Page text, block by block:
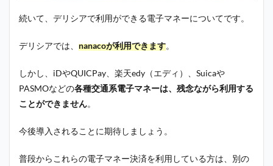
続いて、デリシアで利用ができる電子マネーについてです。
デリシアでは、 nanacoが利用できます。
しかし、iDやQUICPay、楽天edy（エディ）、Suicaや
PASMOなどの各種交通系電子マネーは、残念ながら利用する
ことができません。
今後導入されることに期待しましょう。
普段からこれらの電子マネー決済を利用している方は、別の